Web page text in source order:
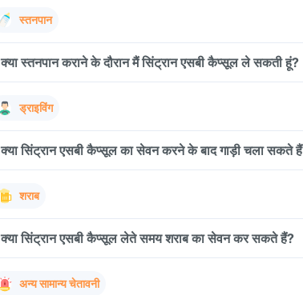
स्तनपान
क्या स्तनपान कराने के दौरान मैं सिंट्रान एसबी कैप्सूल ले सकती हूं?
ड्राइविंग
क्या सिंट्रान एसबी कैप्सूल का सेवन करने के बाद गाड़ी चला सकते हैं
शराब
क्या सिंट्रान एसबी कैप्सूल लेते समय शराब का सेवन कर सकते हैं?
अन्य सामान्य चेतावनी